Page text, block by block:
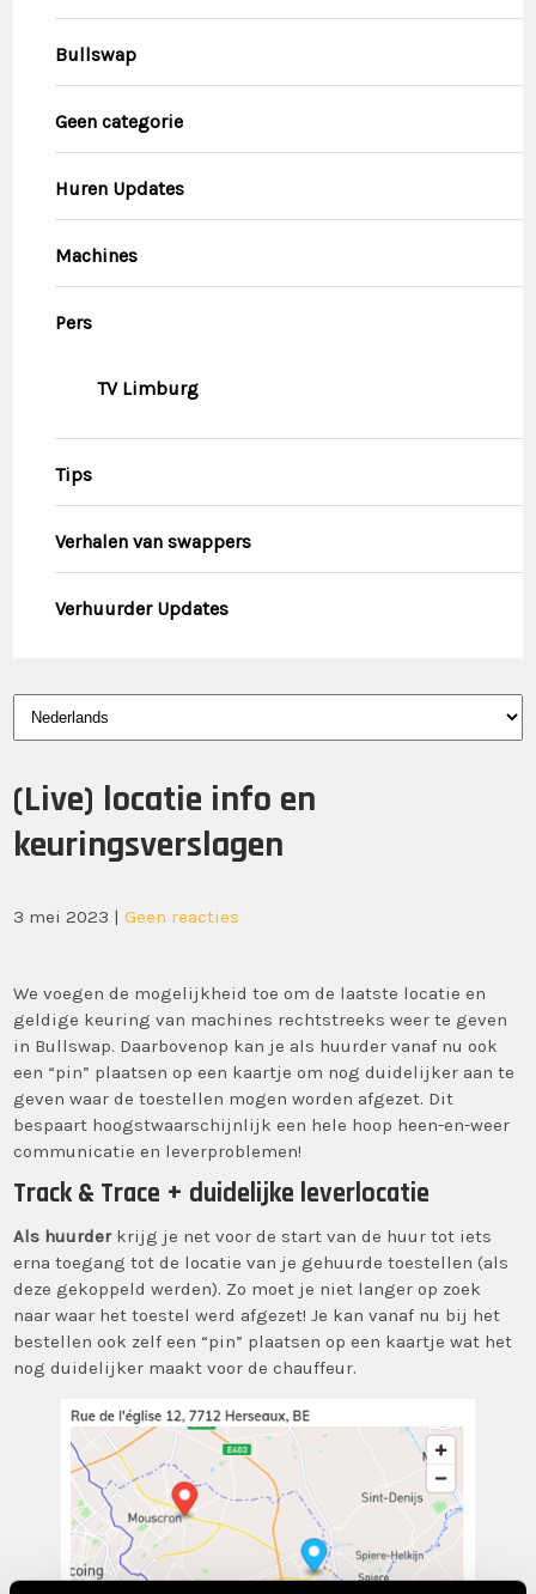
Bullswap
Geen categorie
Huren Updates
Machines
Pers
TV Limburg
Tips
Verhalen van swappers
Verhuurder Updates
Kies
(Live) locatie info en
keuringsverslagen
3 mei 2023 |Geen reacties
We voegen de mogelijkheid toe om de laatste locatie en
geldige keuring van machines rechtstreeks weer te geven
in Bullswap. Daarbovenop kan je als huurder vanaf nu ook
een “pin” plaatsen op een kaartje om nog duidelijker aan te
geven waar de toestellen mogen worden afgezet. Dit
bespaart hoogstwaarschijnlijk een hele hoop heen-en-weer
communicatie en leverproblemen!
Track & Trace + duidelijke leverlocatie
Als huurderkrijg je net voor de start van de huur tot iets
erna toegang tot de locatie van je gehuurde toestellen (als
deze gekoppeld werden). Zo moet je niet langer op zoek
naar waar het toestel werd afgezet! Je kan vanaf nu bij het
bestellen ook zelf een “pin” plaatsen op een kaartje wat het
nog duidelijker maakt voor de chauffeur.